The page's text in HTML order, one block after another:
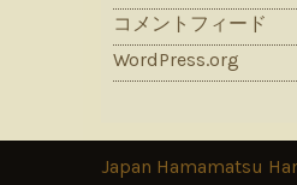
コメントフィード
WordPress.org
Japan Hamamatsu